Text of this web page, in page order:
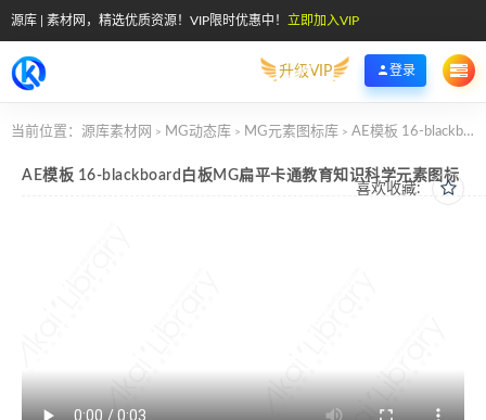
源库 | 素材网，精选优质资源！VIP限时优惠中！ 立即加入VIP
升级VIP 登录
当前位置： 源库素材网 > MG动态库 > MG元素图标库 > AE模板 16-blackboard白板MG扁平卡通教育知识科学元素图标
喜欢收藏:
AE模板 16-blackboard白板MG扁平卡通教育知识科学元素图标